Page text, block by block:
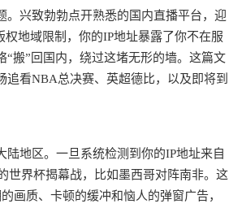
兴致勃勃点开熟悉的国内直播平台，迎
地域限制，你的IP地址暴露了你不在服
搬”回国内，绕过这堵无形的墙。这篇文
看NBA总决赛、英超德比，以及即将到
地区。一旦系统检测到你的IP地址来自
世界杯揭幕战，比如墨西哥对阵南非。这
画质、卡顿的缓冲和恼人的弹窗广告，